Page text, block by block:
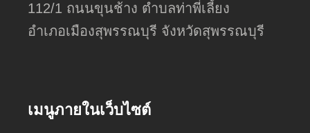
112/1 ถนนขุนช้าง ตำบลท่าพี่เลี้ยง
อำเภอเมืองสุพรรณบุรี จังหวัดสุพรรณบุรี
เมนูภายในเว็บไซต์